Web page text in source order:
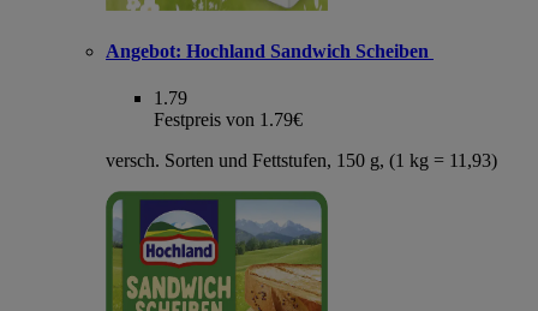
Angebot: Hochland Sandwich Scheiben
1.79
Festpreis von 1.79€
versch. Sorten und Fettstufen, 150 g, (1 kg = 11,93)